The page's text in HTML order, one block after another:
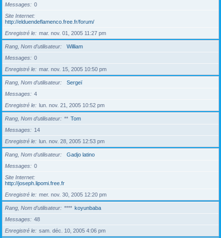
Messages
0
Site Internet
http://elduendeflamenco.free.fr/forum/
Enregistré le
mar. nov. 01, 2005 11:27 pm
Rang, Nom d’utilisateur
William
Messages
0
Enregistré le
mar. nov. 15, 2005 10:50 pm
Rang, Nom d’utilisateur
Sergeï
Messages
4
Enregistré le
lun. nov. 21, 2005 10:52 pm
Rang, Nom d’utilisateur ** Tom
Messages
14
Enregistré le
lun. nov. 28, 2005 12:53 pm
Rang, Nom d’utilisateur
Gadjo latino
Messages
0
Site Internet
http://joseph.lipomi.free.fr
Enregistré le
mer. nov. 30, 2005 12:20 pm
Rang, Nom d’utilisateur **** koyunbaba
Messages
48
Enregistré le
sam. déc. 10, 2005 4:06 pm